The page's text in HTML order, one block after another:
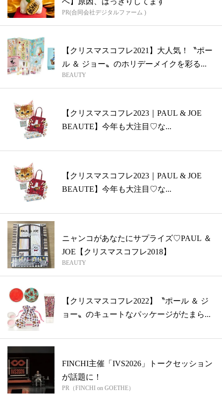
PR(合同会社デジタルファーム )
【クリスマスコフレ2021】大人気！〝ポー
ル ＆ ジョー〟のホリデーメイクを彩る...
BEAUTY
【クリスマスコフレ2023｜PAUL & JOE
BEAUTE】今年も大注目♡な...
【クリスマスコフレ2023｜PAUL & JOE
BEAUTE】今年も大注目♡な...
ニャンコがあなたにサプライズ♡PAUL ＆
JOE【クリスマスコフレ2018】
BEAUTY
【クリスマスコフレ2022】〝ポール ＆ ジ
ョー〟のキュートなパッケージがたまら...
FINCHI主催「IVS2026」トークセッション
が話題に！
PR（FINCHI on GOETHE）